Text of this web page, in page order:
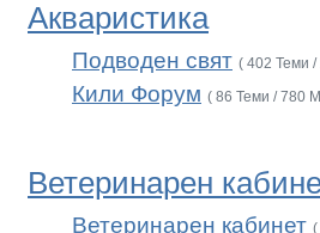
Акваристика
Подводен свят ( 402 Теми
Кили Форум ( 86 Теми / 780
Ветеринарен
Ветеринарен кабинет (